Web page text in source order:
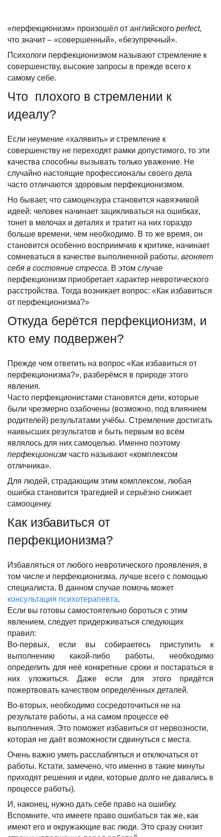
«перфекционизм» произошёл от английского perfect,
что значит – «совершенный», «безупречный».
Психологи перфекционизмом называют стремление к
совершенству, высокие запросы в прежде всего к
самому себе.
Что плохого в стремлении к
идеалу?
Если неумение «халявить» и стремление к
совершенству не переходят рамки допустимого, то эти
качества способны вызывать только уважение. Не
случайно настоящие профессионалы своего дела
часто отличаются здоровым перфекционизмом.
Но бывает, что самоцензура становится навязчивой
идеей: человек начинает зацикливаться на ошибках,
тонет в мелочах и деталях и тратит на них гораздо
больше времени, чем необходимо. В то же время, он
становится особенно восприимчив к критике, начинает
сомневаться в качестве выполненной работы, вгоняет
себя в состояние стресса. В этом случае
перфекционизм приобретает характер невротического
расстройства. Тогда возникает вопрос: «Как избавиться
от перфекционизма?»
Откуда берётся перфекционизм, и
кто ему подвержен?
Прежде чем ответить на вопрос «Как избавиться от
перфекционизма?», разберёмся в природе этого
явления.
Часто перфекционистами становятся дети, которые
были чрезмерно озабочены (возможно, под влиянием
родителей) результатами учёбы. Стремление достигать
наивысших результатов и быть первым во всём
являлось для них самоцелью. Именно поэтому
перфекционизм часто называют «комплексом
отличника».
Для людей, страдающим этим комплексом, любая
ошибка становится трагедией и серьёзно снижает
самооценку.
Как избавиться от
перфекционизма?
Избавляться от любого невротического проявления, в
том числе и перфекционизма, лучше всего с помощью
специалиста. В данном случае помочь может
консультация психотерапевта.
Если вы готовы самостоятельно бороться с этим
явлением, следует придерживаться следующих
правил:
Во-первых, если вы собираетесь приступить к
выполнению какой-либо работы, необходимо
определить для неё конкретные сроки и постараться в
них уложиться. Даже если для этого придётся
пожертвовать качеством определённых деталей.
Во-вторых, необходимо сосредоточиться не на
результате работы, а на самом процессе её
выполнения. Это поможет избавиться от нервозности,
которая не даёт возможности сдвинуться с места.
Очень важно уметь расслабляться и отключаться от
работы. Кстати, замечено, что именно в такие минуты
приходят решения и идеи, которые долго не давались в
процессе работы).
И, наконец, нужно дать себе право на ошибку.
Вспомните, что имеете право ошибаться так же, как
имеют его и окружающие вас люди. Это сразу снизит